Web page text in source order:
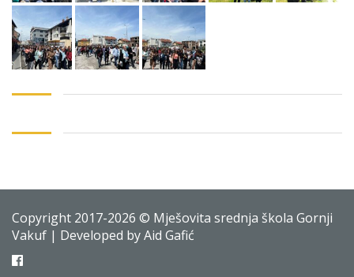
Copyright 2017-2026 © Mješovita srednja škola Gornji
Vakuf | Developed by Aid Gafić